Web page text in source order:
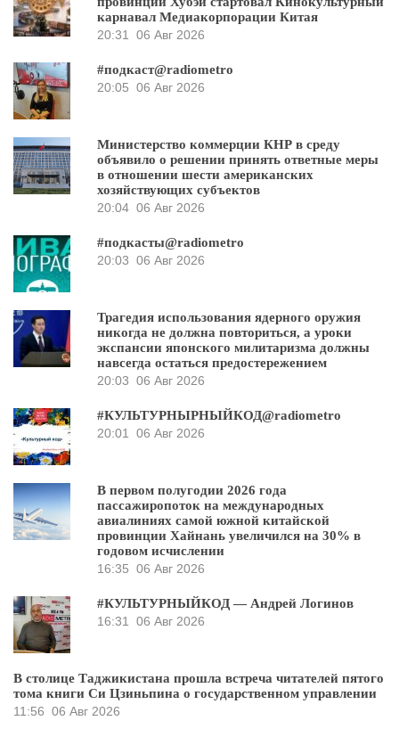
карнавал Медиакорпорации Китая
20:31
06 Авг 2026
#подкаст@radiometro
20:05 06 Авг 2026
Министерство коммерции КНР в среду
объявило о решении принять ответные меры
в отношении шести американских
хозяйствующих субъектов
20:04 06 Авг 2026
#подкасты@radiometro
20:03 06 Авг 2026
Трагедия использования ядерного оружия
никогда не должна повториться, а уроки
экспансии японского милитаризма должны
навсегда остаться предостережением
20:03 06 Авг 2026
#КУЛЬТУРНЫРНЫЙКОД@radiometro
20:01
06 Авг 2026
В первом полугодии 2026 года
пассажиропоток на международных
авиалиниях самой южной китайской
провинции Хайнань увеличился на 30% в
годовом исчислении
16:35 06 Авг 2026
#КУЛЬТУРНЫЙКОД — Андрей Логинов
16:31
06 Авг 2026
В столице Таджикистана прошла встреча читателей пятого
тома книги Си Цзиньпина о государственном управлении
11:56 06 Авг 2026